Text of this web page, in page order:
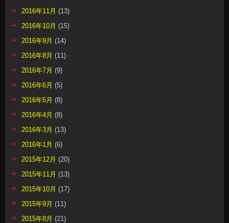
2016年11月 (13)
2016年10月 (15)
2016年9月 (14)
2016年8月 (11)
2016年7月 (9)
2016年6月 (5)
2016年5月 (8)
2016年4月 (8)
2016年3月 (13)
2016年1月 (6)
2015年12月 (20)
2015年11月 (13)
2015年10月 (17)
2015年9月 (11)
2015年8月 (21)